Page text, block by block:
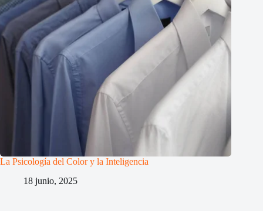
La Psicología del Color y la Inteligencia
18 junio, 2025